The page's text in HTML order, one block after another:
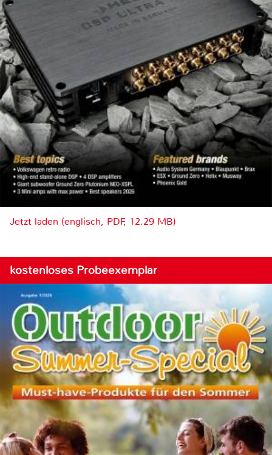
Jetzt laden (englisch, PDF, 12.29 MB)
kostenloses Probeexemplar